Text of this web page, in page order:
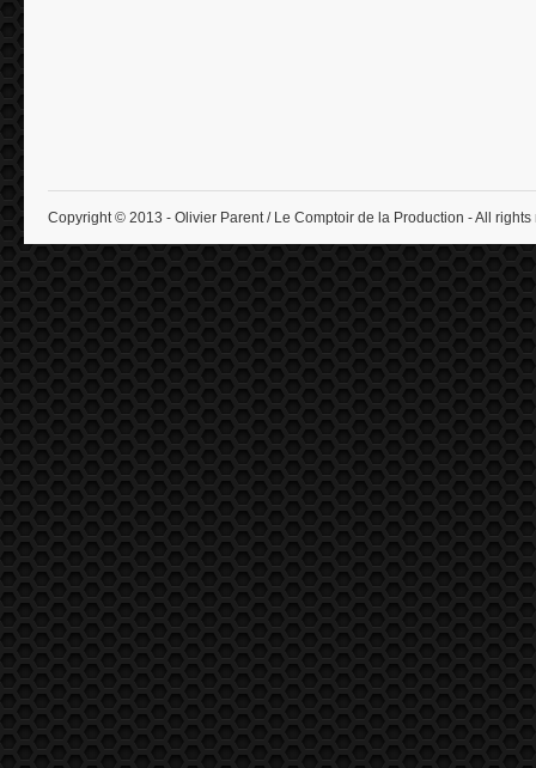
Copyright © 2013 - Olivier Parent / Le Comptoir de la Production - All rights